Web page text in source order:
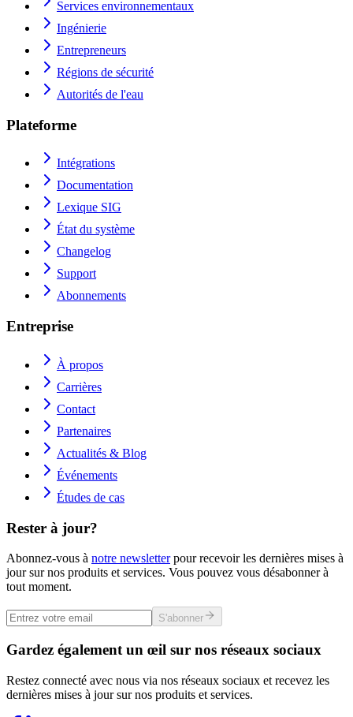
Services environnementaux
Ingénierie
Entrepreneurs
Régions de sécurité
Autorités de l'eau
Plateforme
Intégrations
Documentation
Lexique SIG
État du système
Changelog
Support
Abonnements
Entreprise
À propos
Carrières
Contact
Partenaires
Actualités & Blog
Événements
Études de cas
Rester à jour?
Abonnez-vous à notre newsletterpour recevoir les dernières mises à
jour sur nos produits et services. Vous pouvez vous désabonner à
tout moment.
S'abonner
Gardez également un œil sur nos réseaux sociaux
Restez connecté avec nous via nos réseaux sociaux et recevez les
dernières mises à jour sur nos produits et services.